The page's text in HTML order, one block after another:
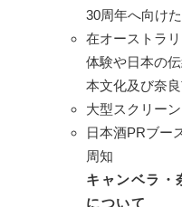
30周年へ向け
在オーストラ
体験や日本の
本文化及び奈
大型スクリー
日本酒PRブー
周知
キャンベラ・
について